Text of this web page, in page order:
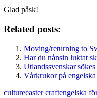
Glad påsk!
Related posts:
Moving/returning to
Har du nånsin luktat
Utlandssvenskar
Vårkrukor på engelska
cultureeaster craftengelska